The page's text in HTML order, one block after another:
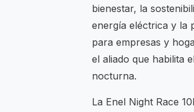
bienestar, la
energía eléctrica y la
para empresas y
el aliado que habilita
nocturna.
La Enel Night Race